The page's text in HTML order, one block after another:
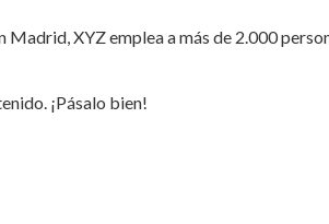
XYZ emplea a más de 2.000
¡Pásalo bien!